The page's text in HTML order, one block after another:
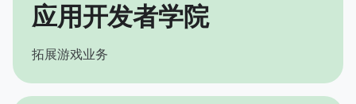
应用开发者学院
拓展游戏业务